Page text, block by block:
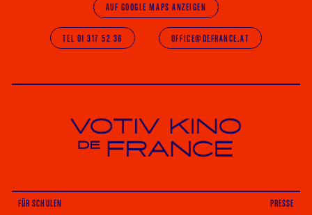
AUF GOOGLE MAPS ANZEIGEN
TEL 01 317 52 36 OFFICE@DEFRANCE.AT
Votiv Kino und Kino De France in Wien
FÜR SCHULEN PRESSE